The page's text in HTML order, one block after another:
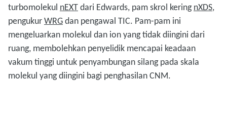
turbomolekul nEXTdari Edwards, pam skrol keringnXDS,
pengukurWRGdan pengawal TIC. Pam-pam ini
mengeluarkan molekul dan ion yang tidak diingini dari
ruang, membolehkan penyelidik mencapai keadaan
vakum tinggi untuk penyambungan silang pada skala
molekul yang diingini bagi penghasilan CNM.